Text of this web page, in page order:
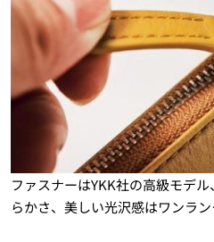
ファスナーはYKK社の高級モデ
らかさ、美しい光沢感はワンラン